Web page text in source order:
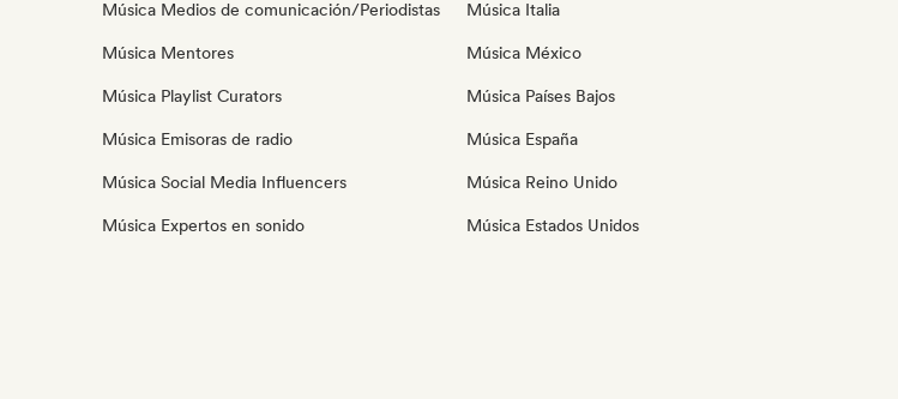
Música Medios de comunicación/Periodistas
Música Mentores
Música Playlist Curators
Música Emisoras de radio
Música Social Media Influencers
Música Expertos en sonido
Música Italia
Música México
Música Países Bajos
Música España
Música Reino Unido
Música Estados Unidos